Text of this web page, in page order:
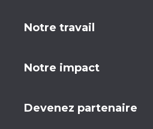
Notre travail
Notre impact
Devenez partenaire